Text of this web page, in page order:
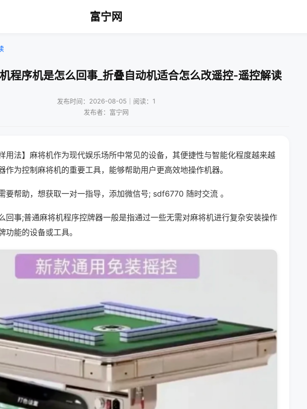
富宁网
程序机是怎么回事_折叠自动机适合怎么改遥控-遥控解读
发布时间：2026-08-05｜阅读：1
发布者：富宁网
用法】麻将机作为现代娱乐场所中常见的设备，其便捷性与智能化程度越来越
作为控制麻将机的重要工具，能够帮助用户更高效地操作机器。
要帮助，想获取一对一指导，添加微信号; sdf6770 随时交流 。
回事;普通麻将机程序控牌器一般是指通过一些无需对麻将机进行复杂安装操作
功能的设备或工具。